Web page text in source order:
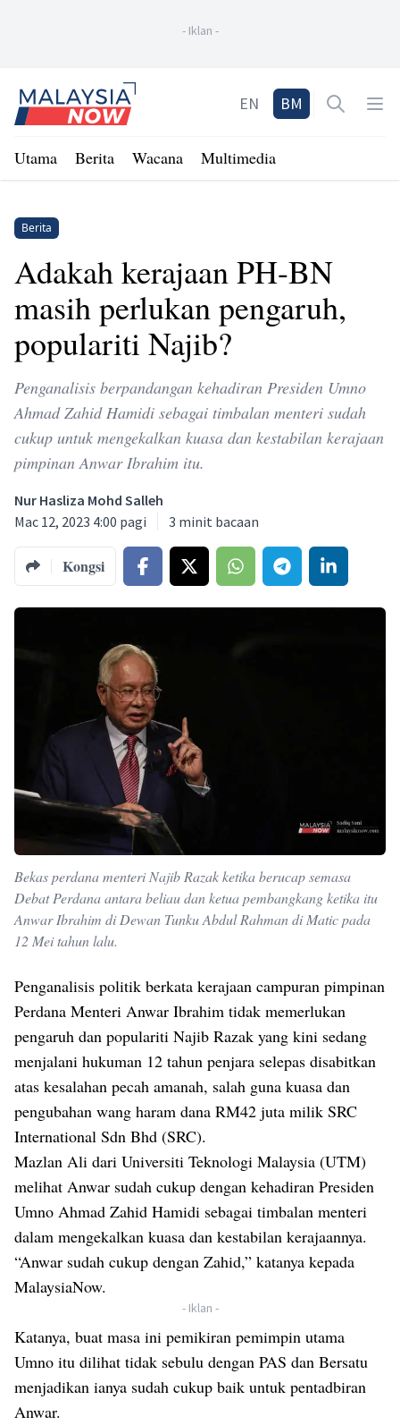
- Iklan -
Home
EN BM Open
Utama Berita Wacana Multimedia
Berita
Adakah kerajaan PH-BN
masih perlukan pengaruh,
populariti Najib?
Penganalisis berpandangan kehadiran Presiden Umno
Ahmad Zahid Hamidi sebagai timbalan menteri sudah
cukup untuk mengekalkan kuasa dan kestabilan kerajaan
pimpinan Anwar Ibrahim itu.
Nur Hasliza Mohd Salleh
Mac 12, 2023 4:00 pagi
3 minit bacaan
Kongsi
Bekas perdana menteri Najib Razak ketika berucap semasa
Debat Perdana antara beliau dan ketua pembangkang ketika itu
Anwar Ibrahim di Dewan Tunku Abdul Rahman di Matic pada
12 Mei tahun lalu.
Penganalisis politik berkata kerajaan campuran pimpinan
Perdana Menteri Anwar Ibrahim tidak memerlukan
pengaruh dan populariti Najib Razak yang kini sedang
menjalani hukuman 12 tahun penjara selepas disabitkan
atas kesalahan pecah amanah, salah guna kuasa dan
pengubahan wang haram dana RM42 juta milik SRC
International Sdn Bhd (SRC).
Mazlan Ali dari Universiti Teknologi Malaysia (UTM)
melihat Anwar sudah cukup dengan kehadiran Presiden
Umno Ahmad Zahid Hamidi sebagai timbalan menteri
dalam mengekalkan kuasa dan kestabilan kerajaannya.
“Anwar sudah cukup dengan Zahid,” katanya kepada
MalaysiaNow.
- Iklan -
Katanya, buat masa ini pemikiran pemimpin utama
Umno itu dilihat tidak sebulu dengan PAS dan Bersatu
menjadikan ianya sudah cukup baik untuk pentadbiran
Anwar.